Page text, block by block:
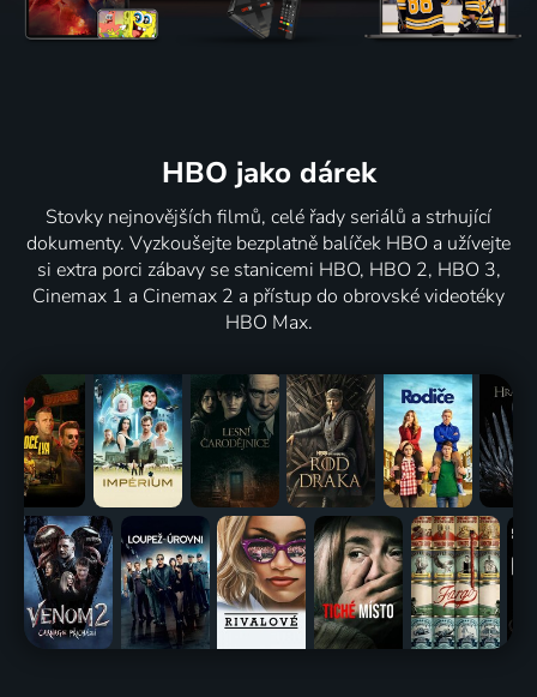
HBO jako dárek
Stovky nejnovějších filmů, celé řady seriálů a strhující
dokumenty. Vyzkoušejte bezplatně balíček HBO a užívejte
si extra porci zábavy se stanicemi HBO, HBO 2, HBO 3,
Cinemax 1 a Cinemax 2 a přístup do obrovské videotéky
HBO Max.